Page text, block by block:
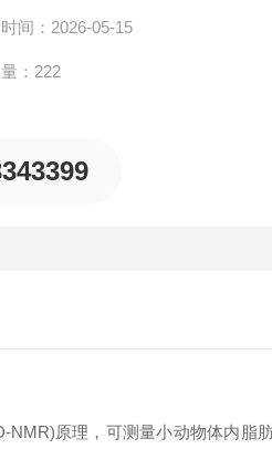
间：2026-05-15
：222
原理，可测量小动物体内脂肪